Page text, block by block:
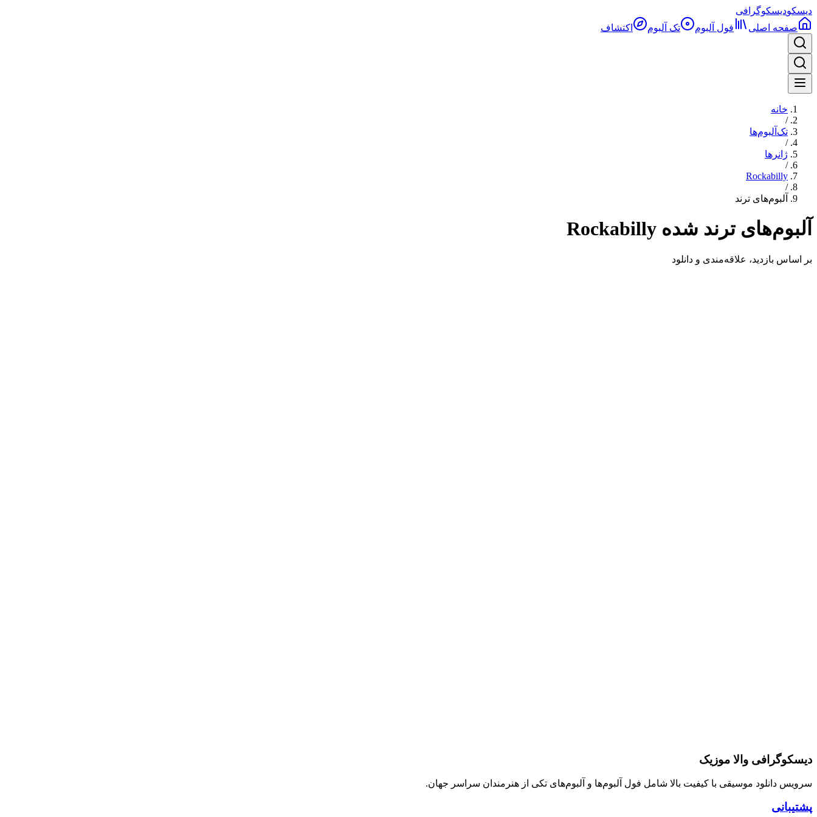
دیسکودیسکوگرافی
صفحه اصلی
فول آلبوم‌ تک آلبوم اکتشاف
خانه
/
تک‌آلبوم‌ها
/
ژانرها
/
Rockabilly
/
آلبوم‌های ترند
آلبوم‌های ترند شده Rockabilly
بر اساس بازدید، علاقه‌مندی و دانلود
دیسکوگرافی والا موزیک
سرویس دانلود موسیقی با کیفیت بالا شامل فول آلبوم‌ها و آلبوم‌های تکی از هنرمندان سراسر جهان.
پشتیبانی